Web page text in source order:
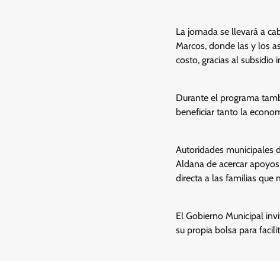
La jornada se llevará a
Marcos, donde las y los
costo, gracias al subsidio
Durante el programa
beneficiar tanto la
Autoridades municipales
Aldana de acercar
directa a las familias que
El Gobierno Municipal
su propia bolsa para